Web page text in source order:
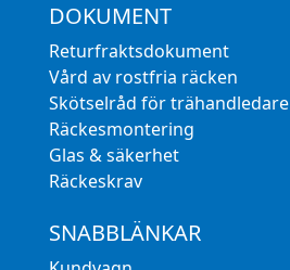
DOKUMENT
Returfraktsdokument
Vård av rostfria räcken
Skötselråd för trähandledare
Räckesmontering
Glas & säkerhet
Räckeskrav
SNABBLÄNKAR